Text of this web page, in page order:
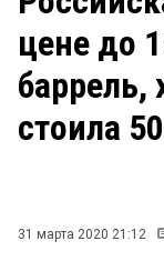
ЗАКОН
НОВОСТИ
ПРОИСШЕСТВИЯ
цене до
баррель,
стоила 50
31 марта 2020 21:12